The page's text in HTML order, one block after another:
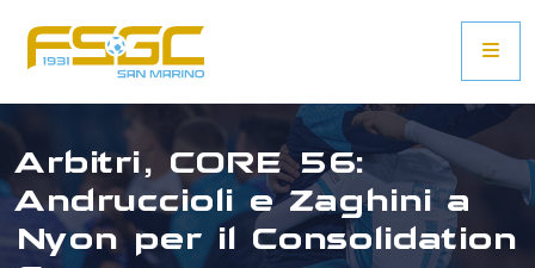
Arbitri, CORE 56:
Andruccioli e Zaghini a
Nyon per il Consolidation